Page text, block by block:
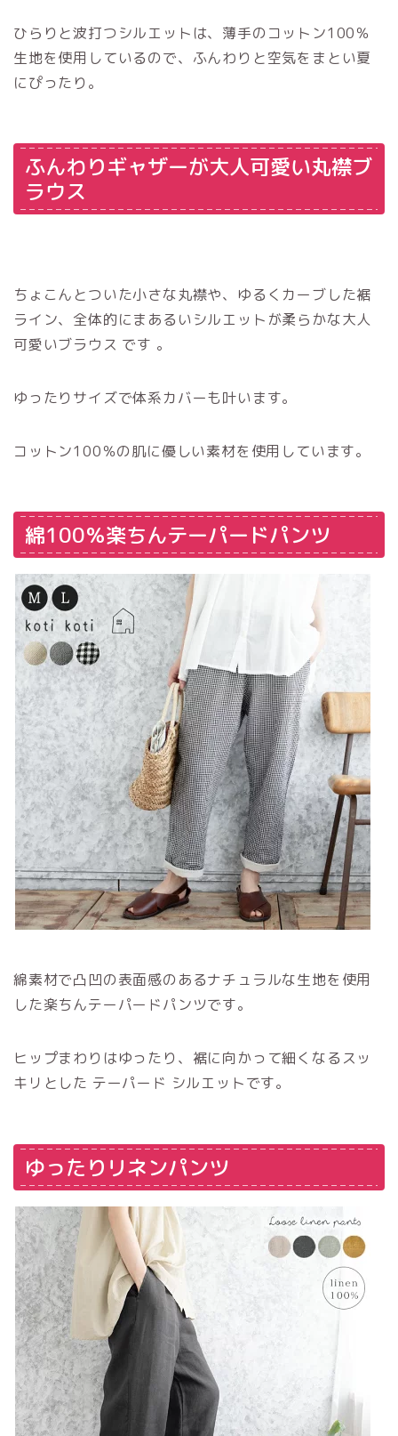
ひらりと波打つシルエットは、薄手のコットン100％
生地を使用しているので、ふんわりと空気をまとい夏
にぴったり。
ふんわりギャザーが大人可愛い丸襟ブ
ラウス
ちょこんとついた小さな丸襟や、ゆるくカーブした裾
ライン、全体的にまあるいシルエットが柔らかな大人
可愛いブラウス です 。
ゆったりサイズで体系カバーも叶います。
コットン100％の肌に優しい素材を使用しています。
綿100％楽ちんテーパードパンツ
綿素材で凸凹の表面感のあるナチュラルな生地を使用
した楽ちんテーパードパンツです。
ヒップまわりはゆったり、裾に向かって細くなるスッ
キリとした テーパード シルエットです。
ゆったりリネンパンツ